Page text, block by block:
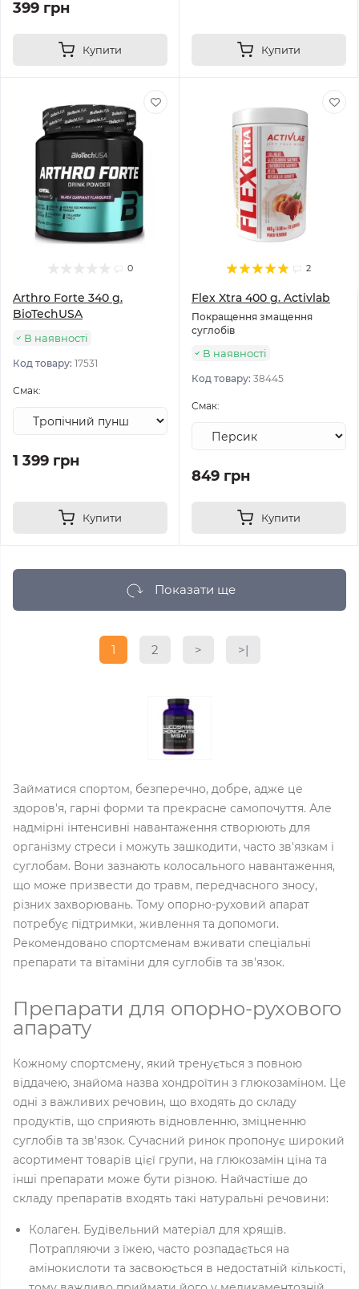
399 грн
Купити Купити
0
Arthro Forte 340 g.
BioTechUSA
В наявності
Код товару: 17531
Смак:
1 399 грн
Купити
2
Flex Xtra 400 g. Activlab
Покращення змащення
суглобів
В наявності
Код товару: 38445
Смак:
849 грн
Купити
Показати ще
1 2 > >|
Займатися спортом, безперечно, добре, адже це
здоров'я, гарні форми та прекрасне самопочуття. Але
надмірні інтенсивні навантаження створюють для
організму стреси і можуть зашкодити, часто зв'язкам і
суглобам. Вони зазнають колосального навантаження,
що може призвести до травм, передчасного зносу,
різних захворювань. Тому опорно-руховий апарат
потребує підтримки, живлення та допомоги.
Рекомендовано спортсменам вживати спеціальні
препарати та вітаміни для суглобів та зв'язок.
Препарати для опорно-рухового
апарату
Кожному спортсмену, який тренується з повною
віддачею, знайома назва хондроїтин з глюкозаміном. Це
одні з важливих речовин, що входять до складу
продуктів, що сприяють відновленню, зміцненню
суглобів та зв'язок. Сучасний ринок пропонує широкий
асортимент товарів цієї групи, на глюкозамін ціна та
інші препарати може бути різною. Найчастіше до
складу препаратів входять такі натуральні речовини:
Колаген. Будівельний матеріал для хрящів.
Потрапляючи з їжею, часто розпадається на
амінокислоти та засвоюється в недостатній кількості,